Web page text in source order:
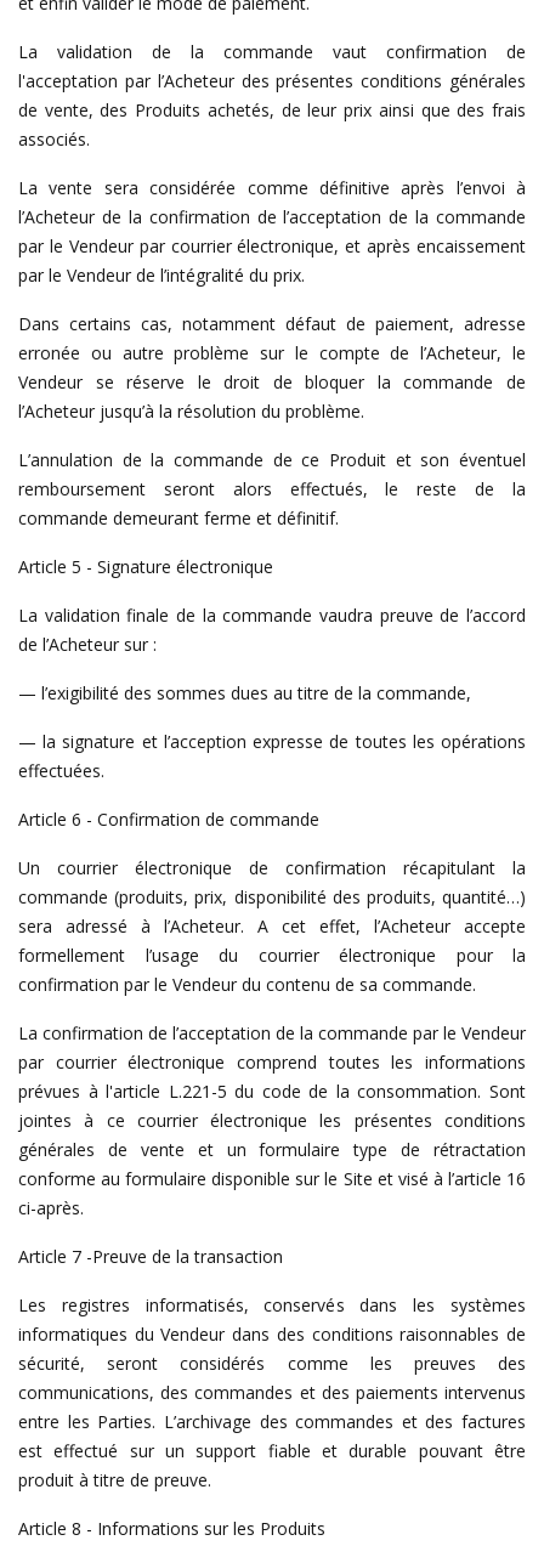
La validation de la commande vaut confirmation de
l'acceptation par l’Acheteur des présentes conditions générales
de vente, des Produits achetés, de leur prix ainsi que des frais
associés.
La vente sera considérée comme définitive après l’envoi à
l’Acheteur de la confirmation de l’acceptation de la commande
par le Vendeur par courrier électronique, et après encaissement
par le Vendeur de l’intégralité du prix.
Dans certains cas, notamment défaut de paiement, adresse
erronée ou autre problème sur le compte de l’Acheteur, le
Vendeur se réserve le droit de bloquer la commande de
l’Acheteur jusqu’à la résolution du problème.
L’annulation de la commande de ce Produit et son éventuel
remboursement seront alors effectués, le reste de la
commande demeurant ferme et définitif.
Article 5 - Signature électronique
La validation finale de la commande vaudra preuve de l’accord
de l’Acheteur sur :
— l’exigibilité des sommes dues au titre de la commande,
— la signature et l’acception expresse de toutes les opérations
effectuées.
Article 6 - Confirmation de commande
Un courrier électronique de confirmation récapitulant la
commande (produits, prix, disponibilité des produits, quantité…)
sera adressé à l’Acheteur. A cet effet, l’Acheteur accepte
formellement l’usage du courrier électronique pour la
confirmation par le Vendeur du contenu de sa commande.
La confirmation de l’acceptation de la commande par le Vendeur
par courrier électronique comprend toutes les informations
prévues à l'article L.221-5 du code de la consommation. Sont
jointes à ce courrier électronique les présentes conditions
générales de vente et un formulaire type de rétractation
conforme au formulaire disponible sur le Site et visé à l’article 16
ci-après.
Article 7 -Preuve de la transaction
Les registres informatisés, conservés dans les systèmes
informatiques du Vendeur dans des conditions raisonnables de
sécurité, seront considérés comme les preuves des
communications, des commandes et des paiements intervenus
entre les Parties. L’archivage des commandes et des factures
est effectué sur un support fiable et durable pouvant être
produit à titre de preuve.
Article 8 - Informations sur les Produits